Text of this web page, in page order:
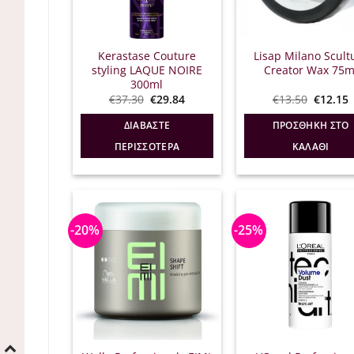
Kerastase Couture
styling LAQUE NOIRE
300ml
€37.30 Original
was:
€37.30.
€29.84Η
ΔΙΑΒΆΣΤΕ
ΠΕΡΙΣΣΌΤΕΡΑ
Lisap Milano
Creator Wax
€13.50 Original
was:
€13.50.
€12.15Η
ΠΡΟΣΘΉΚΗ ΣΤΟ
ΚΑΛΆΘΙ
-20% -25%